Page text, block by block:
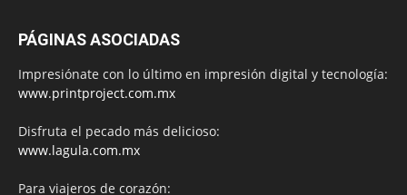
PÁGINAS ASOCIADAS
Impresiónate con lo último en impresión digital y tecnología:
www.printproject.com.mx
Disfruta el pecado más delicioso:
www.lagula.com.mx
Para viajeros de corazón: